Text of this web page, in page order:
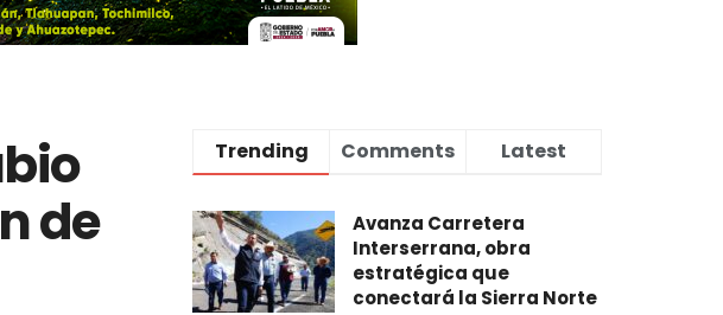
de
Trending Comments Latest
Avanza Carretera
Interserrana, obra
estratégica que
conectará la Sierra Norte